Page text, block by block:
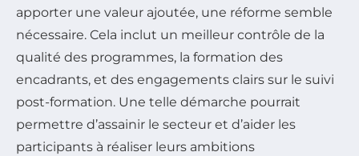
apporter une valeur ajoutée, une réforme semble
nécessaire. Cela inclut un meilleur contrôle de la
qualité des programmes, la formation des
encadrants, et des engagements clairs sur le suivi
post-formation. Une telle démarche pourrait
permettre d’assainir le secteur et d’aider les
participants à réaliser leurs ambitions